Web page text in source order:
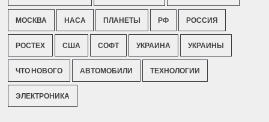
МОСКВА НАСА ПЛАНЕТЫ РФ РОССИЯ
РОСТЕХ США СОФТ УКРАИНА УКРАИНЫ
ЧТО НОВОГО АВТОМОБИЛИ ТЕХНОЛОГИИ
ЭЛЕКТРОНИКА